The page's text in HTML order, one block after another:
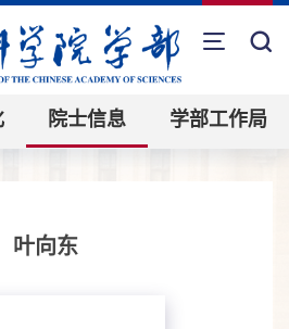
院士信息 学部工作局
叶向东